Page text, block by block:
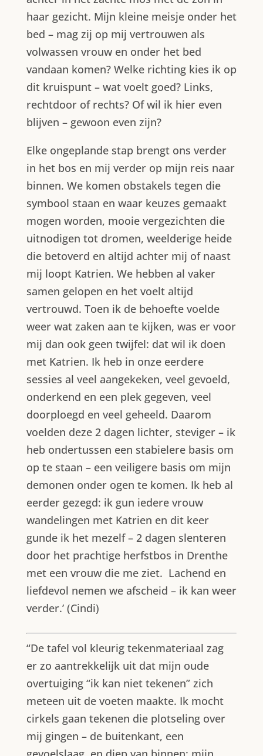
haar gezicht. Mijn kleine meisje onder het
bed – mag zij op mij vertrouwen als
volwassen vrouw en onder het bed
vandaan komen? Welke richting kies ik op
dit kruispunt – wat voelt goed? Links,
rechtdoor of rechts? Of wil ik hier even
blijven – gewoon even zijn?
Elke ongeplande stap brengt ons verder
in het bos en mij verder op mijn reis naar
binnen. We komen obstakels tegen die
symbool staan en waar keuzes gemaakt
mogen worden, mooie vergezichten die
uitnodigen tot dromen, weelderige heide
die betoverd en altijd achter mij of naast
mij loopt Katrien. We hebben al vaker
samen gelopen en het voelt altijd
vertrouwd. Toen ik de behoefte voelde
weer wat zaken aan te kijken, was er voor
mij dan ook geen twijfel: dat wil ik doen
met Katrien. Ik heb in onze eerdere
sessies al veel aangekeken, veel gevoeld,
onderkend en een plek gegeven, veel
doorploegd en veel geheeld. Daarom
voelden deze 2 dagen lichter, steviger – ik
heb ondertussen een stabielere basis om
op te staan – een veiligere basis om mijn
demonen onder ogen te komen. Ik heb al
eerder gezegd: ik gun iedere vrouw
wandelingen met Katrien en dit keer
gunde ik het mezelf – 2 dagen slenteren
door het prachtige herfstbos in Drenthe
met een vrouw die me ziet. Lachend en
liefdevol nemen we afscheid – ik kan weer
verder.’ (Cindi)
“De tafel vol kleurig tekenmateriaal zag
er zo aantrekkelijk uit dat mijn oude
overtuiging “ik kan niet tekenen” zich
meteen uit de voeten maakte. Ik mocht
cirkels gaan tekenen die plotseling over
mij gingen – de buitenkant, een